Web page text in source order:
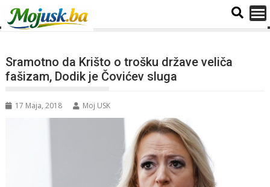
Sramotno da Krišto o trošku države veliča
fašizam, Dodik je Čovićev sluga
17 Maja, 2018 Moj USK